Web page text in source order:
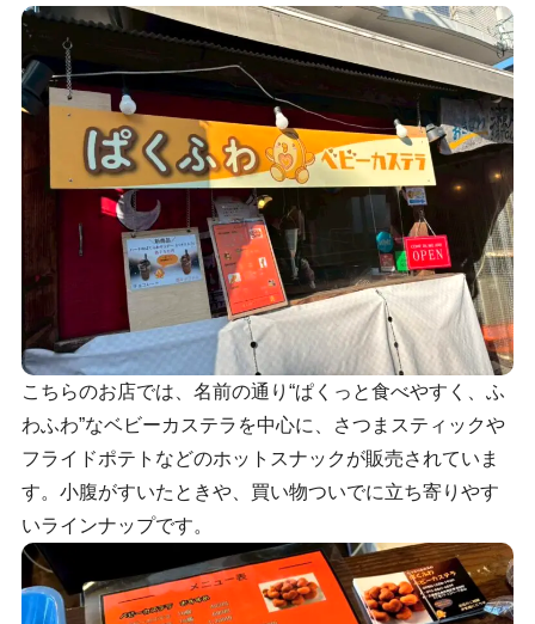
こちらのお店では、名前の通り“ぱくっと食べやすく、ふ
わふわ”なベビーカステラを中心に、さつまスティックや
フライドポテトなどのホットスナックが販売されていま
す。小腹がすいたときや、買い物ついでに立ち寄りやす
いラインナップです。